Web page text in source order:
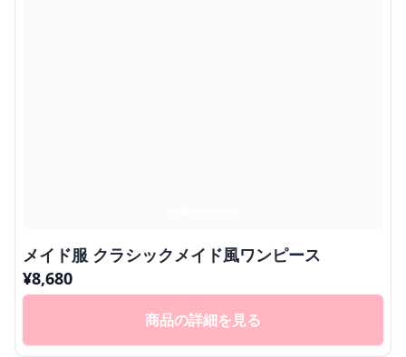
メイド服 クラシックメイド風ワンピース
¥8,680
商品の詳細を見る